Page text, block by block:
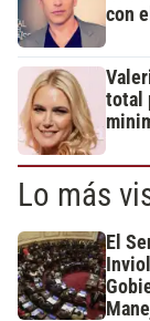
con
total
Lo más
El